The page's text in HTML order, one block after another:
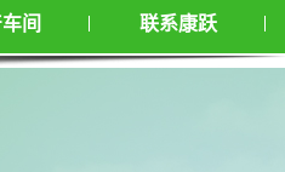
间 联系康跃